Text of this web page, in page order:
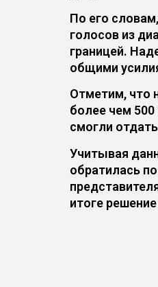
По его
голосов из
границей.
общими
Отметим, что
более чем
смогли
Учитывая
обратилась
итоге